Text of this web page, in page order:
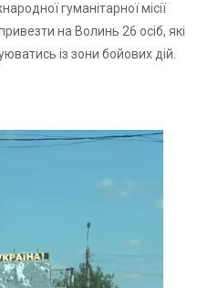
гуманітарної місії
на Волинь 26 осіб, які
із зони бойових дій.